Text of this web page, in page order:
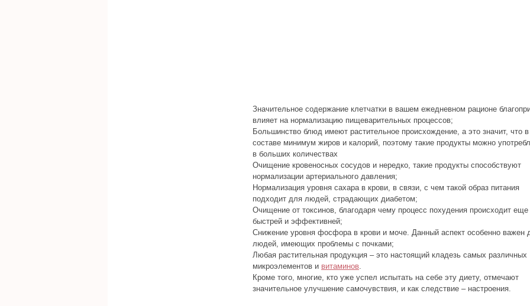
Значительное содержание клетчатки в вашем ежедневном рационе
влияет на нормализацию пищеварительных процессов;
Большинство блюд имеют растительное происхождение, а это значит, что в
составе минимум жиров и калорий, поэтому такие продукты можно
в больших количествах
Очищение кровеносных сосудов и нередко, такие продукты способствуют
нормализации артериального давления;
Нормализация уровня сахара в крови, в связи, с чем такой образ питания
подходит для людей, страдающих диабетом;
Очищение от токсинов, благодаря чему процесс похудения происходит еще
быстрей и эффективней;
Снижение уровня фосфора в крови и моче. Данный аспект особенно важен
людей, имеющих проблемы с почками;
Любая растительная продукция – это настоящий кладезь самых различных
микроэлементов и витаминов.
Кроме того, многие, кто уже успел испытать на себе эту диету, отмечают
значительное улучшение самочувствия, и как следствие – настроения.